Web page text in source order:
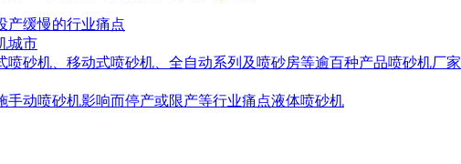
产缓慢的行业痛点
城市
砂机、移动式喷砂机、全自动系列及喷砂房等逾百种产品喷砂机厂
动喷砂机影响而停产或限产等行业痛点液体喷砂机